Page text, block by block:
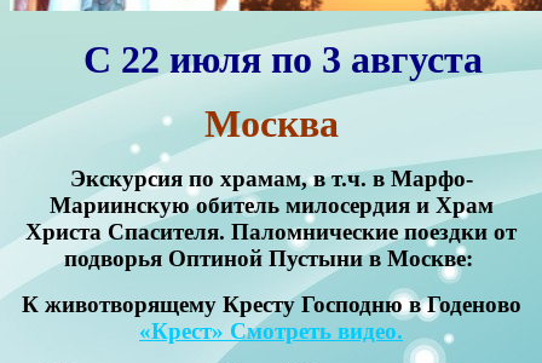
С 22 июля по 3 августа
Москва
Экскурсия по храмам, в т.ч. в Марфо-
Мариинскую обитель милосердия и Храм
Христа Спасителя. Паломнические поездки от
подворья Оптиной Пустыни в Москве:
К животворящему Кресту Господню в Годеново
«Крест» Смотреть видео.